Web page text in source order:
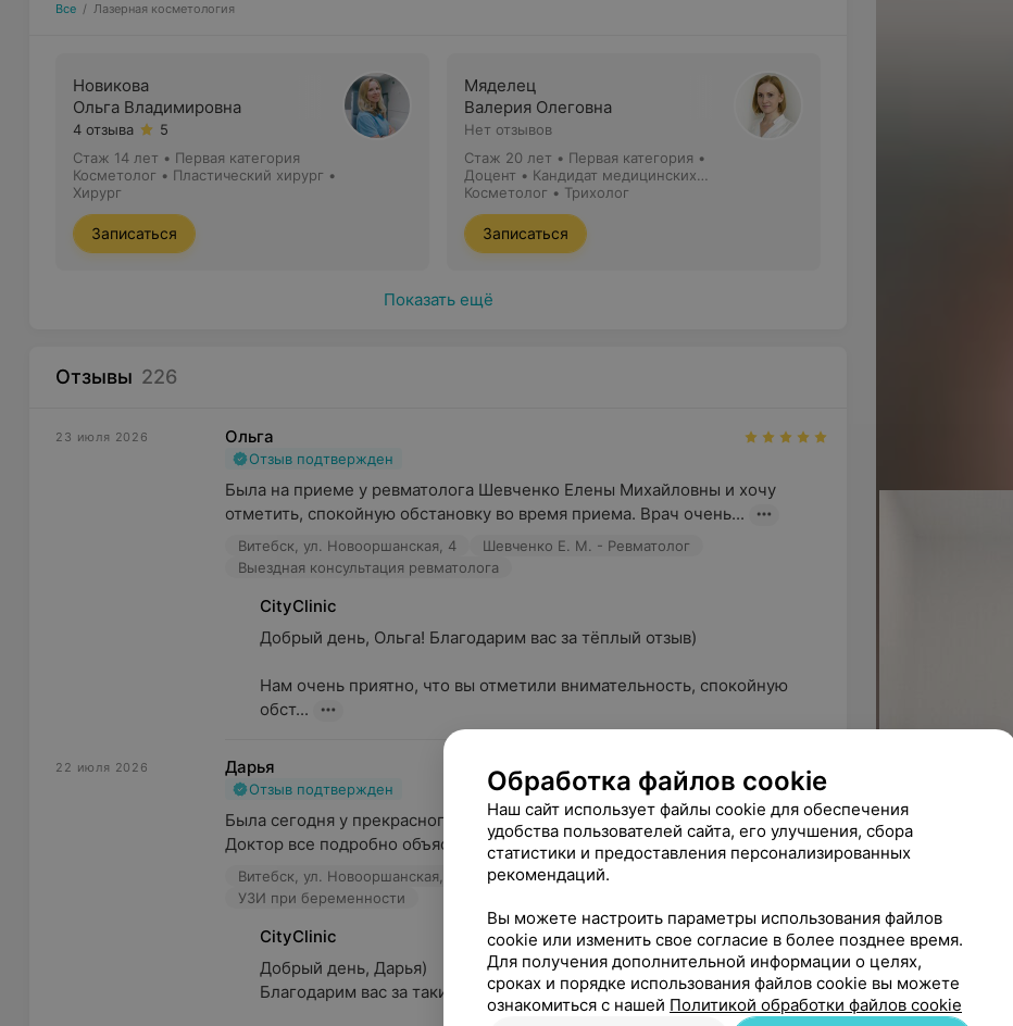
Все / Лазерная косметология
Новикова
Ольга Владимировна
4 отзыва
5
Стаж 14 лет • Первая категория
Косметолог • Пластический хирург •
Хирург
Записаться
Мяделец
Валерия Олеговна
Нет отзывов
Стаж 20 лет • Первая категория •
Доцент • Кандидат медицинских
наук
Косметолог • Трихолог
Записаться
Показать ещё
Отзывы 226
23 июля 2026 Ольга
Отзыв подтвержден
Была на приеме у ревматолога Шевченко Елены Михайловны и хочу
отметить, спокойную обстановку во время приема. Врач очень...
Витебск, ул. Новооршанская, 4
Шевченко Е. М. - Ревматолог
Выездная консультация ревматолога
CityClinic
Добрый день, Ольга! Благодарим вас за тёплый отзыв)
Нам очень приятно, что вы отметили внимательность, спокойную
обст...
22 июля 2026 Дарья
Отзыв подтвержден
Была сегодня у прекрасного специалиста Ерошевской Д.В на УЗИ плода.
Доктор все подробно объяснила, показала и рассказала...
Витебск, ул. Новооршанская, 4
Ерошевская Д. В. - Акушер-гинеколог
УЗИ при беременности
CityClinic
Добрый день, Дарья)
Благодарим вас за такие трогательные и искренние слова!
Обработка файлов cookie
Наш сайт использует файлы cookie для обеспечения
удобства пользователей сайта, его улучшения, сбора
статистики и предоставления персонализированных
рекомендаций.
Вы можете настроить параметры использования файлов
cookie или изменить свое согласие в более позднее время.
Для получения дополнительной информации о целях,
сроках и порядке использования файлов cookie вы можете
ознакомиться с нашей Политикой обработки файлов cookie